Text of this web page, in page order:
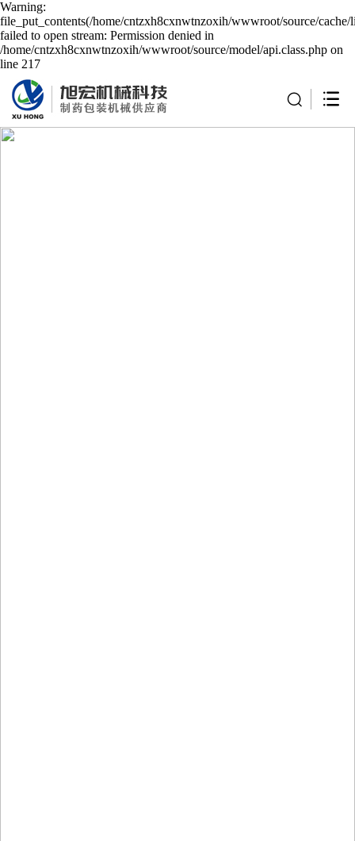
Warning:
file_put_contents(/home/cntzxh8cxnwtnzoxih/wwwroot/source/cache/
failed to open stream: Permission denied in
/home/cntzxh8cxnwtnzoxih/wwwroot/source/model/api.class.php on
line 217